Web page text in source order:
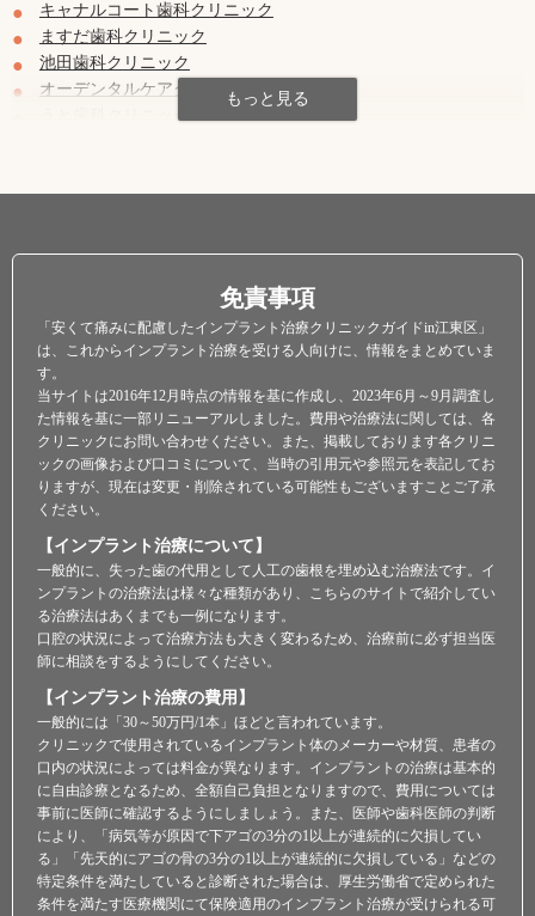
キャナルコート歯科クリニック
ますだ歯科クリニック
池田歯科クリニック
オーデンタルケアクリニック
うと歯科クリニック
免責事項
「安くて痛みに配慮したインプラント治療クリニックガイドin江東区」
は、これからインプラント治療を受ける人向けに、情報をまとめていま
す。
当サイトは2016年12月時点の情報を基に作成し、2023年6月～9月調査し
た情報を基に一部リニューアルしました。費用や治療法に関しては、各
クリニックにお問い合わせください。また、掲載しております各クリニ
ックの画像および口コミについて、当時の引用元や参照元を表記してお
りますが、現在は変更・削除されている可能性もございますことご了承
ください。
【インプラント治療について】
一般的に、失った歯の代用として人工の歯根を埋め込む治療法です。イ
ンプラントの治療法は様々な種類があり、こちらのサイトで紹介してい
る治療法はあくまでも一例になります。
口腔の状況によって治療方法も大きく変わるため、治療前に必ず担当医
師に相談をするようにしてください。
【インプラント治療の費用】
一般的には「30～50万円/1本」ほどと言われています。
クリニックで使用されているインプラント体のメーカーや材質、患者の
口内の状況によっては料金が異なります。インプラントの治療は基本的
に自由診療となるため、全額自己負担となりますので、費用については
事前に医師に確認するようにしましょう。また、医師や歯科医師の判断
により、「病気等が原因で下アゴの3分の1以上が連続的に欠損してい
る」「先天的にアゴの骨の3分の1以上が連続的に欠損している」などの
特定条件を満たしていると診断された場合は、厚生労働省で定められた
条件を満たす医療機関にて保険適用のインプラント治療が受けられる可